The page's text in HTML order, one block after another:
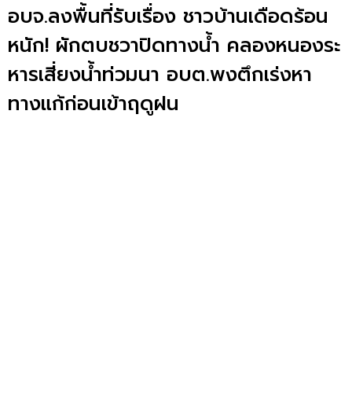
อบจ.ลงพื้นที่รับเรื่อง ชาวบ้านเดือดร้อน
หนัก! ผักตบชวาปิดทางน้ำ คลองหนองระ
หารเสี่ยงน้ำท่วมนา อบต.พงตึกเร่งหา
ทางแก้ก่อนเข้าฤดูฝน